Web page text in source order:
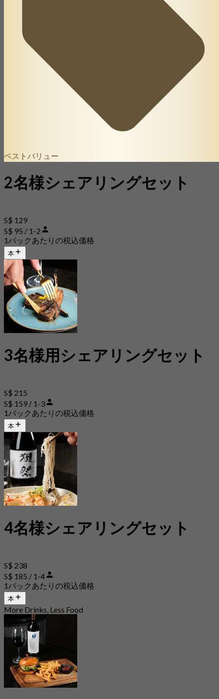
ベストバリュー
2名様シェアリングセット
S$ 129
S$ 95 / 1-2
1パックあたりの税込価格
本
3名様用シェアリングセット
S$ 215
S$ 159 / 1-3
1パックあたりの税込価格
本
4名様シェアリングセット
S$ 238
S$ 185 / 1-4
1パックあたりの税込価格
本
More Drinks, Less Food